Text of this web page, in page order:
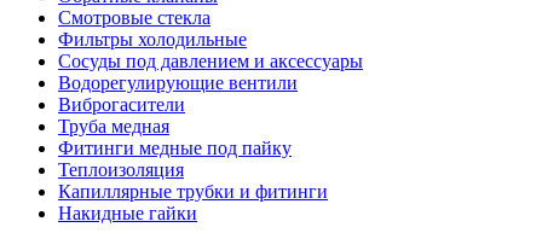
Смотровые стекла
Фильтры холодильные
Сосуды под давлением и аксессуары
Водорегулирующие вентили
Виброгасители
Труба медная
Фитинги медные под пайку
Теплоизоляция
Капиллярные трубки и фитинги
Накидные гайки